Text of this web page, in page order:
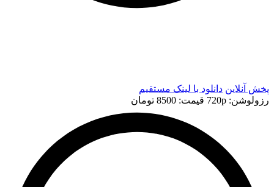
پخش آنلاین دانلود با لينک مستقيم
رزولوشن: 720p
قيمت: 8500 تومان